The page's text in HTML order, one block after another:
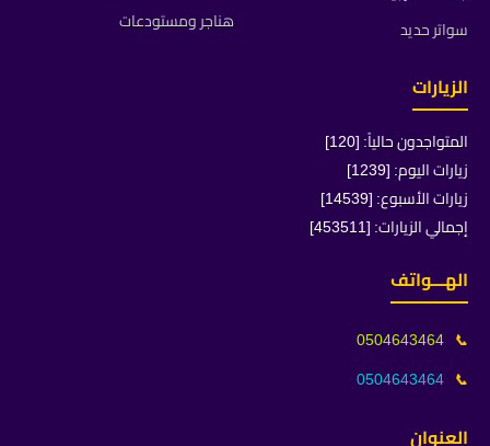
سواتر حديد
هناجر ومستودعات
الزيارات
المتواجدون حالياً: [120]
زيارات اليوم: [1239]
زيارات الأسبوع: [14539]
إجمالي الزيارات: [453511]
الهـــواتف
📞
0504643464
📞
0504643464
العنوان